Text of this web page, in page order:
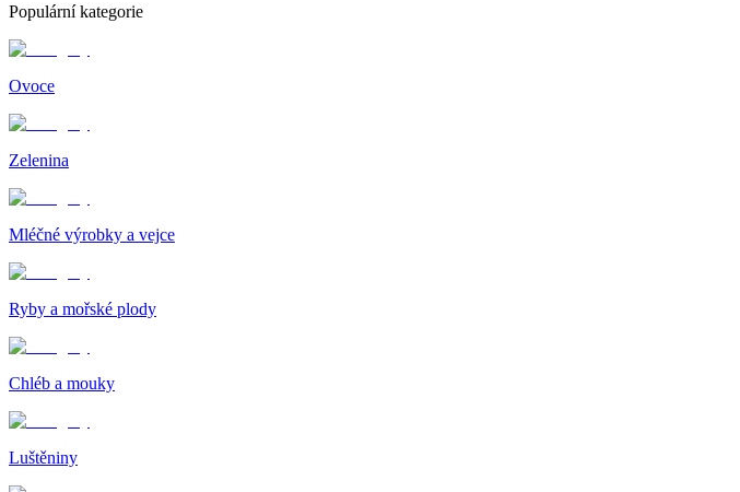
Populární kategorie
Ovoce
Zelenina
Mléčné výrobky a vejce
Ryby a mořské plody
Chléb a mouky
Luštěniny